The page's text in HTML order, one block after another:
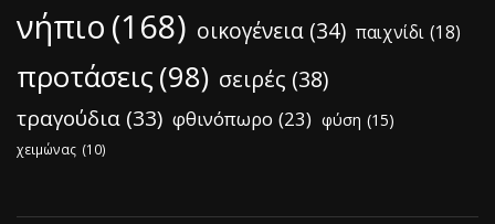
νήπιο (168) οικογένεια (34) παιχνίδι (18)
προτάσεις (98) σειρές (38)
τραγούδια (33) φθινόπωρο (23) φύση (15)
χειμώνας (10)